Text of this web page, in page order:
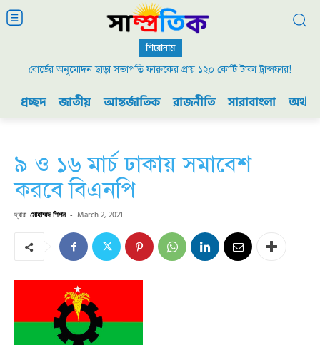
শিরোনাম
বোর্ডের অনুমোদন ছাড়া সভাপতি ফারুকের প্রায় ১২০ কোটি টাকা ট্রান্সফার!
প্রচ্ছদ জাতীয় আন্তর্জাতিক রাজনীতি সারাবাংলা
৯ ও ১৬ মার্চ ঢাকায় সমাবেশ
করবে বিএনপি
দ্বারা মোহাম্মদ শিপন - March 2, 2021